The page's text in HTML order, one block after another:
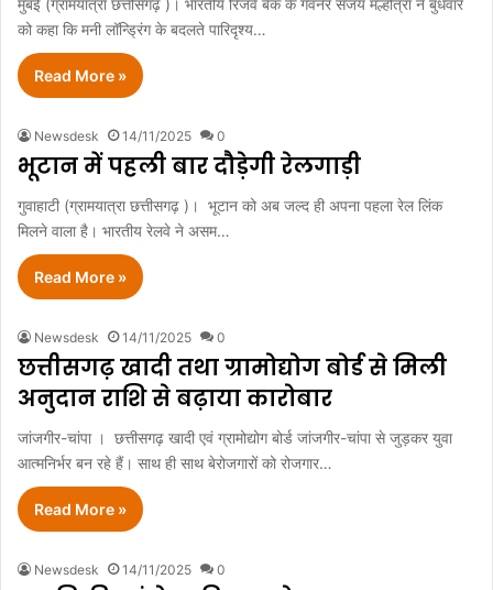
मुंबई (ग्रामयात्रा छत्तीसगढ़ )। भारतीय रिजर्व बैंक के गवर्नर संजय मल्होत्रा ने बुधवार
को कहा कि मनी लॉन्ड्रिंग के बदलते पारिदृश्य…
Read More »
Newsdesk 14/11/2025 0
भूटान में पहली बार दौड़ेगी रेलगाड़ी
गुवाहाटी (ग्रामयात्रा छत्तीसगढ़ )। भूटान को अब जल्द ही अपना पहला रेल लिंक
मिलने वाला है। भारतीय रेलवे ने असम…
Read More »
Newsdesk 14/11/2025 0
छत्तीसगढ़ खादी तथा ग्रामोद्योग बोर्ड से मिली
अनुदान राशि से बढ़ाया कारोबार
जांजगीर-चांपा । छत्तीसगढ़ खादी एवं ग्रामोद्योग बोर्ड जांजगीर-चांपा से जुड़कर युवा
आत्मनिर्भर बन रहे हैं। साथ ही साथ बेरोजगारों को रोजगार…
Read More »
Newsdesk 14/11/2025 0